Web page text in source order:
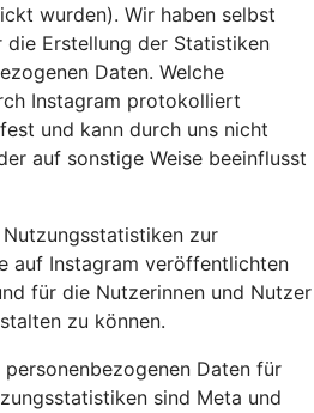
wurden). Wir haben selbst
Erstellung der Statistiken
Daten. Welche
Instagram protokolliert
und kann durch uns nicht
auf sonstige Weise beeinflusst
zur
auf Instagram veröffentlichten
für die Nutzerinnen und Nutzer
zu können.
Daten für
sind Meta und